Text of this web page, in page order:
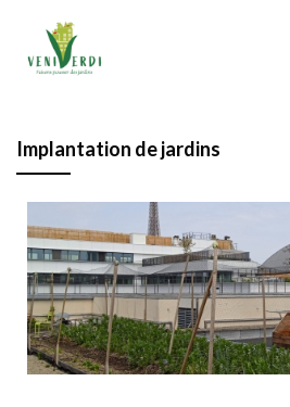
Implantation de jardins